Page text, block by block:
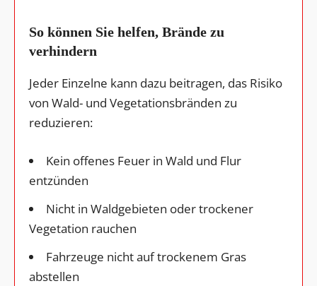
So können Sie helfen, Brände zu
verhindern
Jeder Einzelne kann dazu beitragen, das Risiko
von Wald- und Vegetationsbränden zu
reduzieren:
Kein offenes Feuer in Wald und Flur
entzünden
Nicht in Waldgebieten oder trockener
Vegetation rauchen
Fahrzeuge nicht auf trockenem Gras
abstellen